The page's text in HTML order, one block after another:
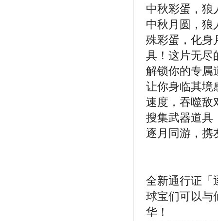
中秋彩蛋，狼
中秋月圆，狼
殊彩蛋，化身
具！这片无尽
解锁你的专属
让你身临其境
速度，吞噬敌
搜集武器道具
逐月同游，携
全新通行证「
球宝们可以与
华！